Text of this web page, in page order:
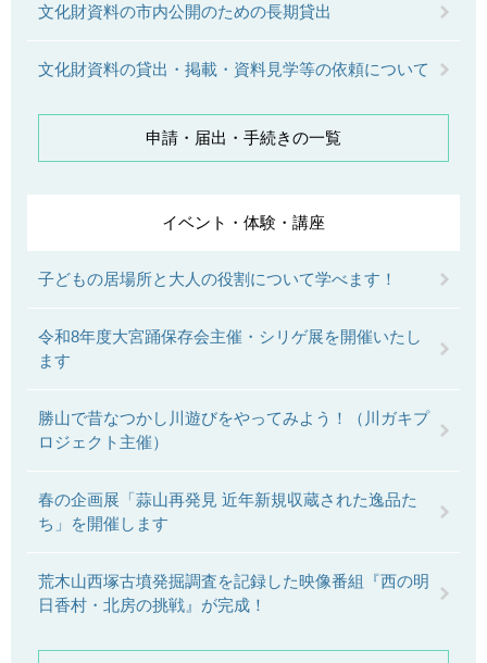
文化財資料の市内公開のための長期貸出
文化財資料の貸出・掲載・資料見学等の依頼について
申請・届出・手続きの一覧
イベント・体験・講座
子どもの居場所と大人の役割について学べます！
令和8年度大宮踊保存会主催・シリゲ展を開催いたし
ます
勝山で昔なつかし川遊びをやってみよう！（川ガキプ
ロジェクト主催）
春の企画展「蒜山再発見 近年新規収蔵された逸品た
ち」を開催します
荒木山西塚古墳発掘調査を記録した映像番組『西の明
日香村・北房の挑戦』が完成！